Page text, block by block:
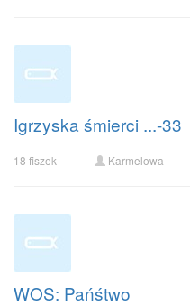
Igrzyska śmierci ...-33
18 fiszek Karmelowa
WOS: Pańśtwo